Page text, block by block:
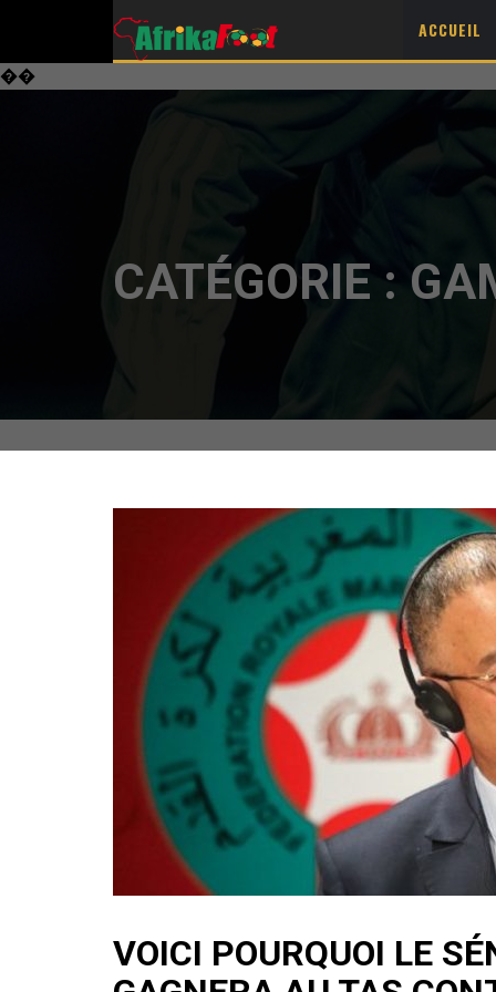
ACCUEIL
��
CATÉGORIE :
VOICI POURQUOI LE